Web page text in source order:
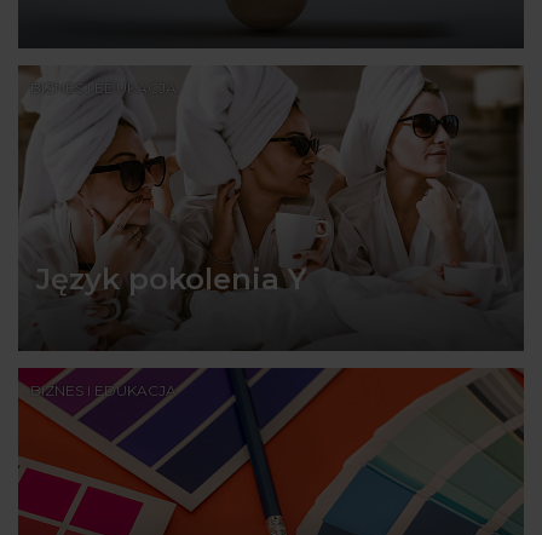
BIZNES I EDUKACJA
Język pokolenia Y
BIZNES I EDUKACJA